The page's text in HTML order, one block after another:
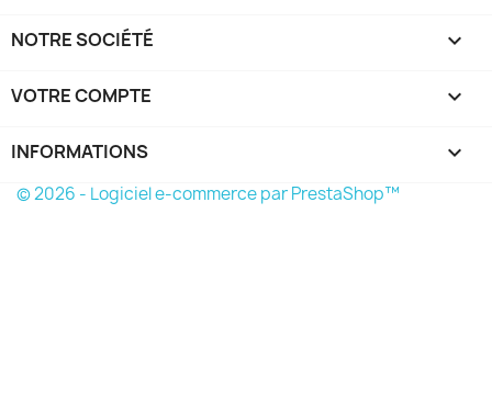
NOTRE SOCIÉTÉ 
VOTRE COMPTE 
INFORMATIONS keyboard_arrow_down
© 2026 - Logiciel e-commerce par PrestaShop™